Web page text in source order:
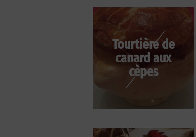
Tourtière de
canard aux
cèpes